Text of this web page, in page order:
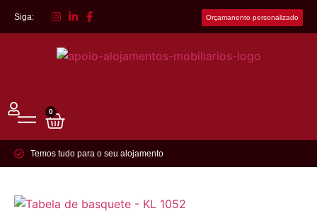
Siga: Orçamanento personalizado
0
Temos tudo para o seu alojamento